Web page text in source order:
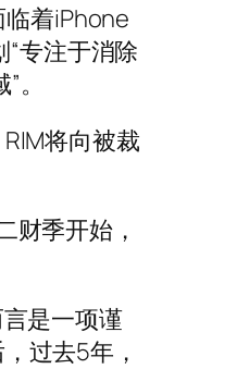
临着iPhone
专注于消除
将向被裁
财季开始，
是一项谨
过去5年，